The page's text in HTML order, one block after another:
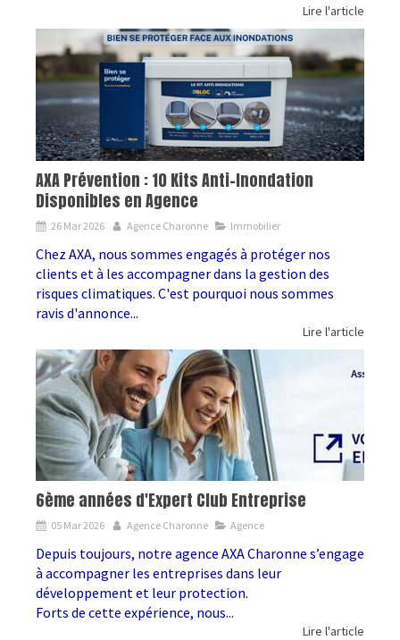
Lire l'article
AXA Prévention : 10 Kits Anti-Inondation
Disponibles en Agence
26 Mar 2026 Agence Charonne Immobilier
Chez AXA, nous sommes engagés à protéger nos
clients et à les accompagner dans la gestion des
risques climatiques. C'est pourquoi nous sommes
ravis d'annonce...
Lire l'article
6ème années d'Expert Club Entreprise
05 Mar 2026 Agence Charonne Agence
Depuis toujours, notre agence AXA Charonne s’engage
à accompagner les entreprises dans leur
développement et leur protection.
Forts de cette expérience, nous...
Lire l'article